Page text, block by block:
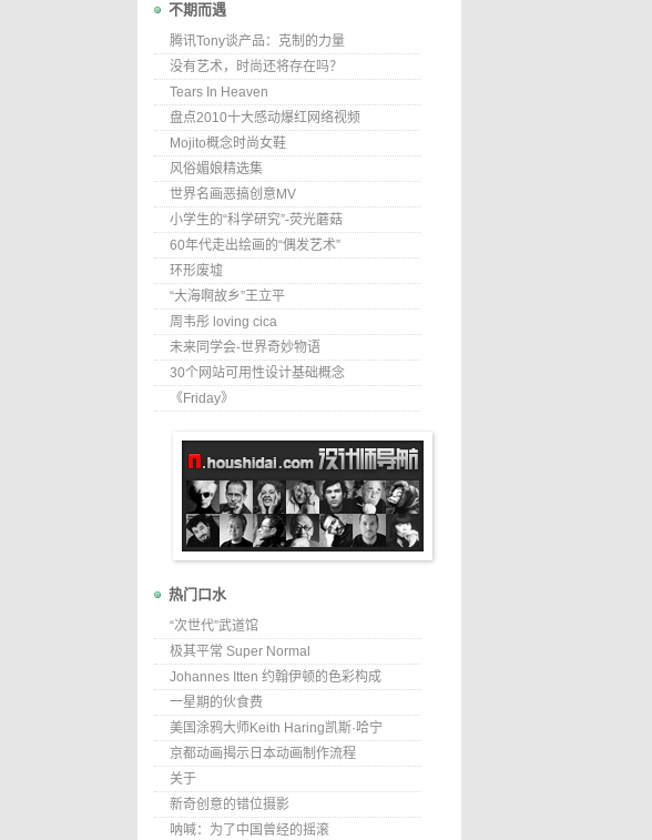
不期而遇
腾讯Tony谈产品：克制的力量
没有艺术，时尚还将存在吗？
Tears In Heaven
盘点2010十大感动爆红网络视频
Mojito概念时尚女鞋
风俗媚娘精选集
世界名画恶搞创意MV
小学生的“科学研究”-荧光蘑菇
60年代走出绘画的“偶发艺术”
环形废墟
“大海啊故乡”王立平
周韦彤 loving cica
未来同学会-世界奇妙物语
30个网站可用性设计基础概念
《Friday》
热门口水
“次世代”武道馆
极其平常 Super Normal
Johannes Itten 约翰伊顿的色彩构成
一星期的伙食费
美国涂鸦大师Keith Haring凯斯·哈宁
京都动画揭示日本动画制作流程
关于
新奇创意的错位摄影
呐喊：为了中国曾经的摇滚